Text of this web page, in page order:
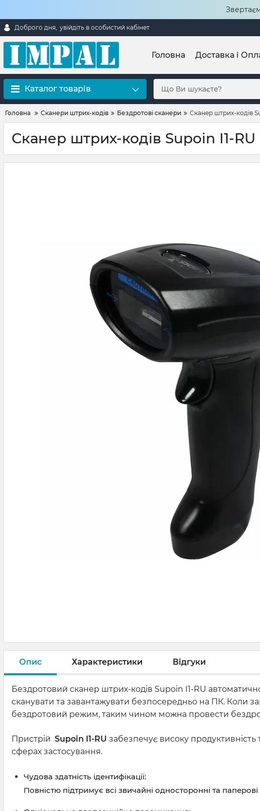
Доброго дня, увійдіть в особистий кабінет
Головна Доставка і
Каталог товарів
Головна Сканери штрих-кодів Бездротові сканери Сканер штрих-кодів
Сканер штрих-кодів Supoin I1-RU
Опис Характеристики Відгуки
Бездротовий сканер штрих-кодів Supoin I1-RU
сканувати та завантажувати безпосередньо на ПК. Коли
бездротовий режим, таким чином можна провести
Пристрій Supoin I1-RU забезпечує високу продуктивність
сферах застосування.
Чудова здатність ідентифікації:
Повністю підтримує всі звичайні односторонні та